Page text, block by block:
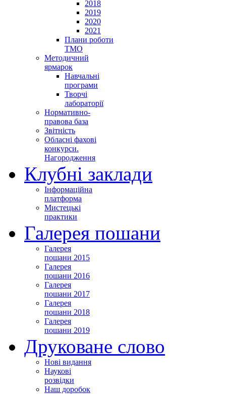
2018
2019
2020
2021
Плани роботи
ТМО
Методичний
ярмарок
Навчальні
програми
Творчі
лабораторії
Нормативно-
правова база
Звітність
Обласні фахові
конкурси.
Нагородження
Клубні заклади
Інформаційна
платформа
Мистецькі
практики
Галерея пошани
Галерея
пошани 2015
Галерея
пошани 2016
Галерея
пошани 2017
Галерея
пошани 2018
Галерея
пошани 2019
Друковане слово
Нові видання
Наукові
розвідки
Наш доробок